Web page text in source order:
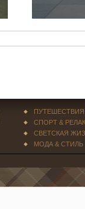
ПУТЕШЕСТВИЯ
СПОРТ &
СВЕТСКАЯ
МОДА & СТИЛЬ